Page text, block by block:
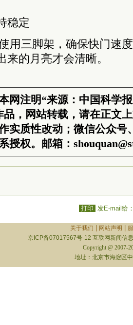
稳定
用三脚架，确保快门速
来的月亮才会清晰。
网注明“来源：中国科学
品，网站转载，请在正文
实质性改动；微信公众号
授权。邮箱：
打印 发E-mail给
关于我们 网站声明
京ICP备07017567号-12 互联网新闻信
Copyright @ 2007-
地址：北京市海淀区